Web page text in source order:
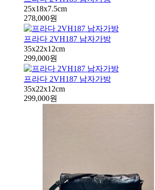
25x18x7.5cm
278,000원
프라다 2VH187 남자가방
35x22x12cm
299,000원
프라다 2VH187 남자가방
35x22x12cm
299,000원